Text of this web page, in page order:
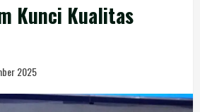
Kunci Kualitas
2025